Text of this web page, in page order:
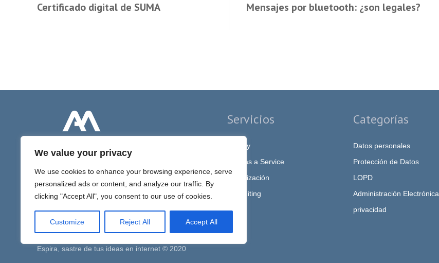
We value your privacy
We use cookies to enhance your browsing experience, serve
personalized ads or content, and analyze our traffic. By
clicking "Accept All", you consent to our use of cookies.
Customize Reject All Accept All
Certificado digital de SUMA Mensajes por bluetooth: ¿son legales?
Servicios
Privacy
DPO as a Service
Digitalización
IT Auditing
Categorías
Datos personales
Protección de Datos
LOPD
Administración Electrónica
privacidad
Espira, sastre de tus ideas en internet © 2020